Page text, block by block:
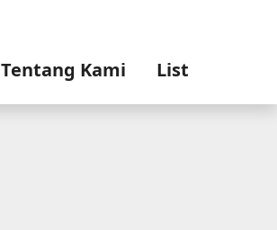
Tentang Kami List